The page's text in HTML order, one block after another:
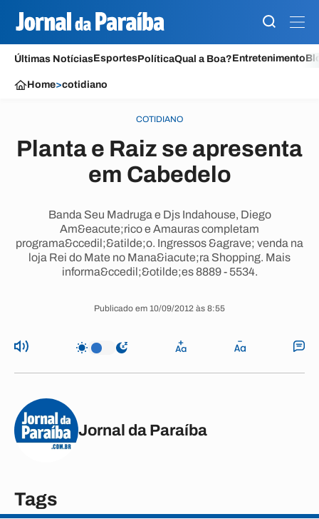
Últimas NotíciasEsportesPolíticaQual a Boa?Entretenimento
Home>cotidiano
COTIDIANO
Planta e Raiz se apresenta
em Cabedelo
Banda Seu Madruga e Djs Indahouse, Diego
Am&eacute;rico e Amauras completam
programa&ccedil;&atilde;o. Ingressos &agrave; venda na
loja Rei do Mate no Mana&iacute;ra Shopping. Mais
informa&ccedil;&otilde;es 8889 - 5534.
Publicado em 10/09/2012 às 8:55
Jornal da Paraíba
Tags